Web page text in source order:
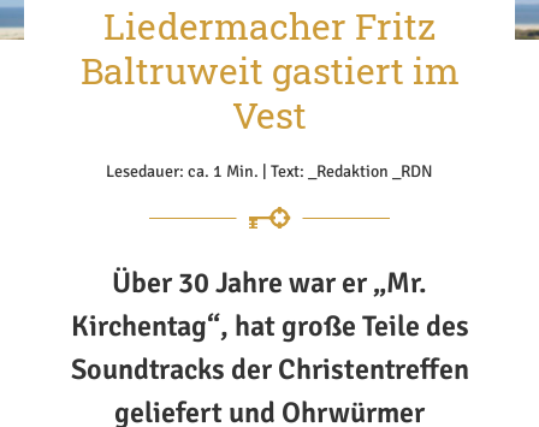
Liedermacher Fritz
Baltruweit gastiert im
Vest
Lesedauer: ca. 1 Min. | Text: _Redaktion _RDN
Über 30 Jahre war er „Mr.
Kirchentag“, hat große Teile des
Soundtracks der Christentreffen
geliefert und Ohrwürmer